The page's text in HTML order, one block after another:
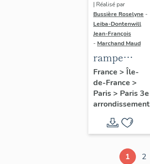
| Réalisé par
Bussière Roselyne -
Leiba-Dontenwill
Jean-François
- Marchand Maud
rampe
d'appui,
escalier de
la maison à
cochère
(non étudié)
France > Île-
de-France >
Paris> Paris 3e
arrondissement
1 2